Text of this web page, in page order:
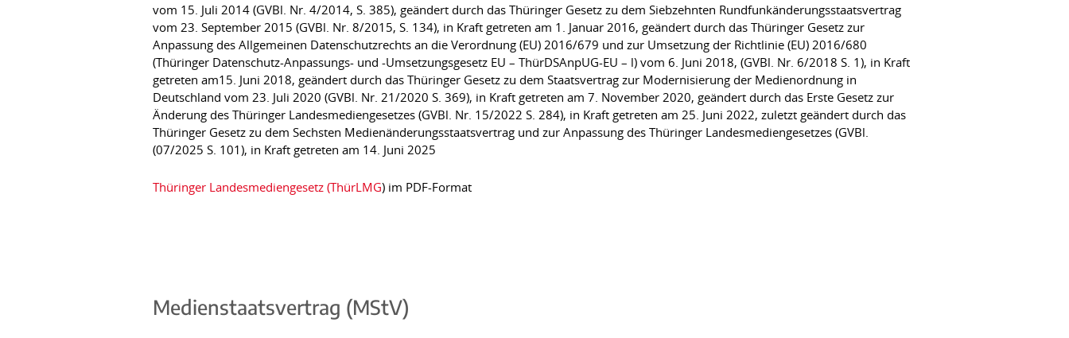
vom 15. Juli 2014 (GVBl. Nr. 4/2014, S. 385), geändert durch das Thüringer Gesetz zu dem Siebzehnten Rundfunkänderungsstaatsvertrag
vom 23. September 2015 (GVBl. Nr. 8/2015, S. 134), in Kraft getreten am 1. Januar 2016, geändert durch das Thüringer Gesetz zur
Anpassung des Allgemeinen Datenschutzrechts an die Verordnung (EU) 2016/679 und zur Umsetzung der Richtlinie (EU) 2016/680
(Thüringer Datenschutz-Anpassungs- und -Umsetzungsgesetz EU – ThürDSAnpUG-EU – l) vom 6. Juni 2018, (GVBl. Nr. 6/2018 S. 1), in Kraft
getreten am15. Juni 2018, geändert durch das Thüringer Gesetz zu dem Staatsvertrag zur Modernisierung der Medienordnung in
Deutschland vom 23. Juli 2020 (GVBl. Nr. 21/2020 S. 369), in Kraft getreten am 7. November 2020, geändert durch das Erste Gesetz zur
Änderung des Thüringer Landesmediengesetzes (GVBl. Nr. 15/2022 S. 284), in Kraft getreten am 25. Juni 2022, zuletzt geändert durch das
Thüringer Gesetz zu dem Sechsten Medienänderungsstaatsvertrag und zur Anpassung des Thüringer Landesmediengesetzes (GVBl.
(07/2025 S. 101), in Kraft getreten am 14. Juni 2025
Thüringer Landesmediengesetz (ThürLMG) im PDF-Format
Medienstaatsvertrag (MStV)